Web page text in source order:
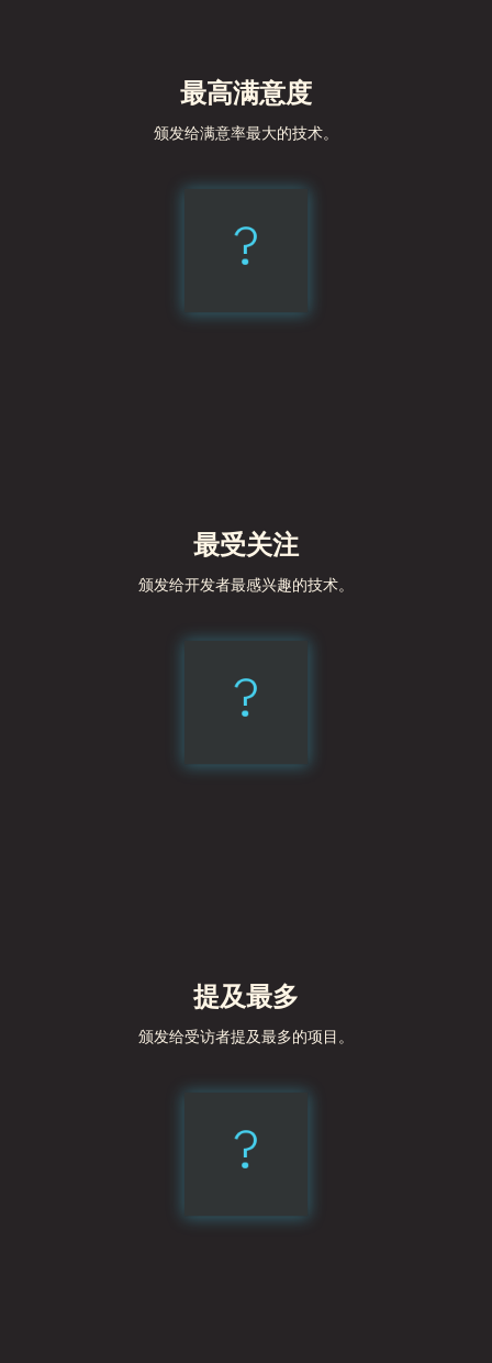
最高满意度
颁发给满意率最大的技术。
?
Vite
最受关注
颁发给开发者最感兴趣的技术。
?
Vite
提及最多
颁发给受访者提及最多的项目。
?
Elm